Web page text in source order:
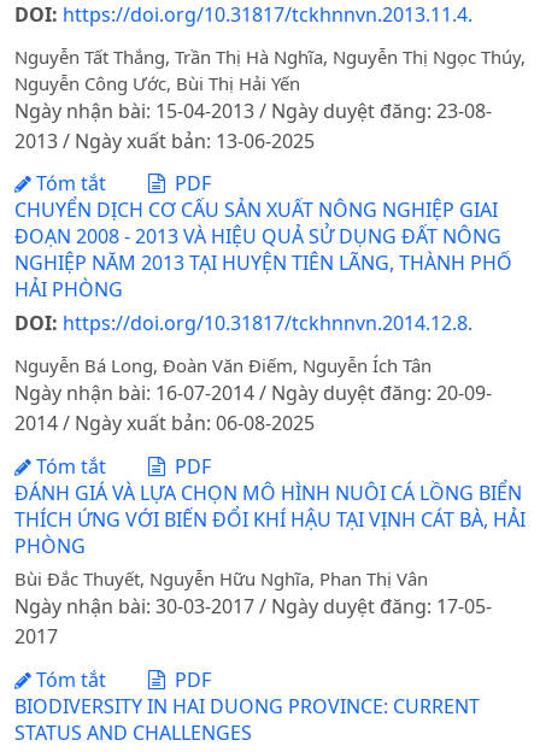
DOI: https://doi.org/10.31817/tckhnnvn.2013.11.4.
Nguyễn Tất Thắng, Trần Thị Hà Nghĩa, Nguyễn Thị Ngọc Thúy,
Nguyễn Công Ước, Bùi Thị Hải Yến
Ngày nhận bài: 15-04-2013 / Ngày duyệt đăng: 23-08-
2013 / Ngày xuất bản: 13-06-2025
Tóm tắt
PDF
CHUYỂN DỊCH CƠ CẤU SẢN XUẤT NÔNG NGHIỆP GIAI
ĐOẠN 2008 - 2013 VÀ HIỆU QUẢ SỬ DỤNG ĐẤT NÔNG
NGHIỆP NĂM 2013 TẠI HUYỆN TIÊN LÃNG, THÀNH PHỐ
HẢI PHÒNG
DOI: https://doi.org/10.31817/tckhnnvn.2014.12.8.
Nguyễn Bá Long, Đoàn Văn Điếm, Nguyễn Ích Tân
Ngày nhận bài: 16-07-2014 / Ngày duyệt đăng: 20-09-
2014 / Ngày xuất bản: 06-08-2025
Tóm tắt
PDF
ĐÁNH GIÁ VÀ LỰA CHỌN MÔ HÌNH NUÔI CÁ LỒNG BIỂN
THÍCH ỨNG VỚI BIẾN ĐỔI KHÍ HẬU TẠI VỊNH CÁT BÀ, HẢI
PHÒNG
Bùi Đắc Thuyết, Nguyễn Hữu Nghĩa, Phan Thị Vân
Ngày nhận bài: 30-03-2017 / Ngày duyệt đăng: 17-05-
2017
Tóm tắt
PDF
BIODIVERSITY IN HAI DUONG PROVINCE: CURRENT
STATUS AND CHALLENGES